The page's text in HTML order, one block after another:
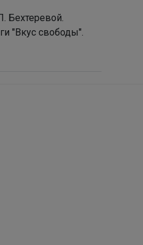
Бехтеревой.
"Вкус свободы".